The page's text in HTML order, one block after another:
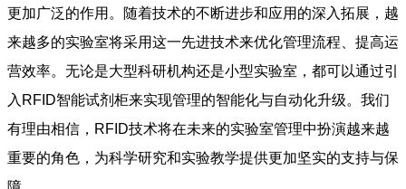
更加广泛的作用。随着技术的不断进步和应用的深入拓展，越
来越多的实验室将采用这一先进技术来优化管理流程、提高运
营效率。无论是大型科研机构还是小型实验室，都可以通过引
入RFID智能试剂柜来实现管理的智能化与自动化升级。我们
有理由相信，RFID技术将在未来的实验室管理中扮演越来越
重要的角色，为科学研究和实验教学提供更加坚实的支持与保